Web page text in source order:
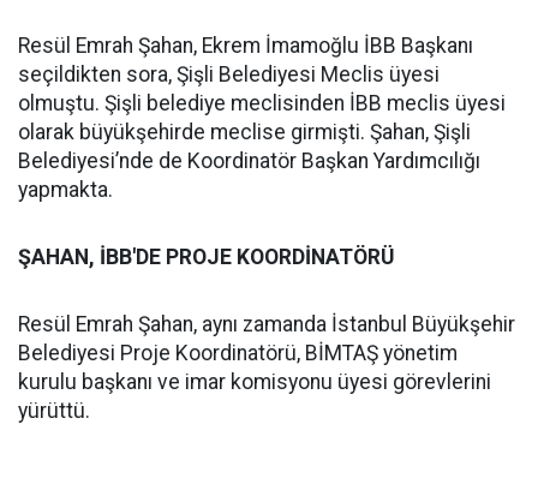
Resül Emrah Şahan, Ekrem İmamoğlu İBB Başkanı
seçildikten sora, Şişli Belediyesi Meclis üyesi
olmuştu. Şişli belediye meclisinden İBB meclis üyesi
olarak büyükşehirde meclise girmişti. Şahan, Şişli
Belediyesi’nde de Koordinatör Başkan Yardımcılığı
yapmakta.
ŞAHAN, İBB'DE PROJE KOORDİNATÖRÜ
Resül Emrah Şahan, aynı zamanda İstanbul Büyükşehir
Belediyesi Proje Koordinatörü, BİMTAŞ yönetim
kurulu başkanı ve imar komisyonu üyesi görevlerini
yürüttü.